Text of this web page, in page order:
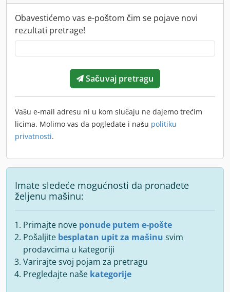
Obavestićemo vas e-poštom čim se pojave novi
rezultati pretrage!
Sačuvaj pretragu
Vašu e-mail adresu ni u kom slučaju ne dajemo trećim
licima. Molimo vas da pogledate i našu politiku
privatnosti.
Imate sledeće mogućnosti da pronađete
željenu mašinu:
Primajte nove ponude putem e-pošte
Pošaljite besplatan upit za mašinu svim
prodavcima u kategoriji
Varirajte svoj pojam za pretragu
Pregledajte naše kategorije